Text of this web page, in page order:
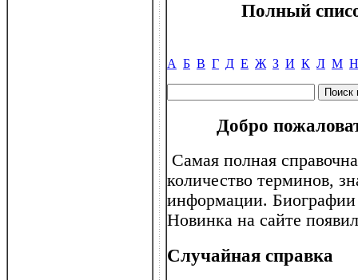
Полный
А Б В Г Д Е Ж З И К Л М Н
Добро
Самая полная
количество терминов,
информации.
Новинка на сайте
Случайная справка